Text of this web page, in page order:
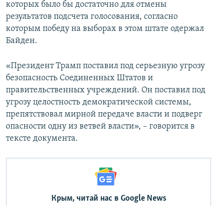
которых было бы достаточно для отмены
результатов подсчета голосования, согласно
которым победу на выборах в этом штате одержал
Байден.
«Президент Трамп поставил под серьезную угрозу
безопасность Соединенных Штатов и
правительственных учреждений. Он поставил под
угрозу целостность демократической системы,
препятствовал мирной передаче власти и подверг
опасности одну из ветвей власти», – говорится в
тексте документа.
Крым, читай нас в Google News